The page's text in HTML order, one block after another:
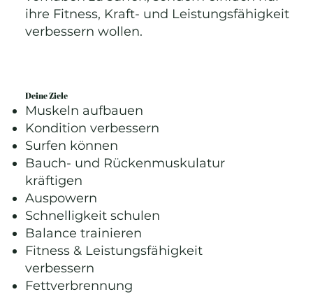
ihre Fitness, Kraft- und Leistungsfähigkeit
verbessern wollen.
Deine Ziele
Muskeln aufbauen
Kondition verbessern
Surfen können
Bauch- und Rückenmuskulatur
kräftigen
Auspowern
Schnelligkeit schulen
Balance trainieren
Fitness & Leistungsfähigkeit
verbessern
Fettverbrennung